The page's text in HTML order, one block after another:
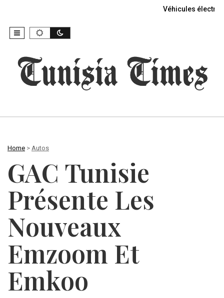
Véhicules
Home > Autos
GAC Tunisie
Présente Les
Nouveaux
Emzoom Et
Emkoo